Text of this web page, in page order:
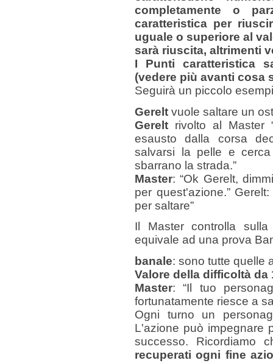
completamente o
caratteristica per
uguale o superiore al
sarà riuscita, altrimenti
I Punti caratteristica
(vedere più avanti cosa
Seguirà un piccolo
Gerelt vuole saltare un
Gerelt rivolto al Master
esausto dalla corsa
salvarsi la pelle e
sbarrano la strada.”
Master: “Ok Gerelt,
per quest'azione.”
per saltare”
Il Master controlla
equivale ad una prova
banale: sono tutte quelle
Valore della difficoltà da
Master: “Il tuo
fortunatamente riesce a
Ogni turno un
L'azione può impegnare
successo. Ricordiamo
recuperati ogni fine